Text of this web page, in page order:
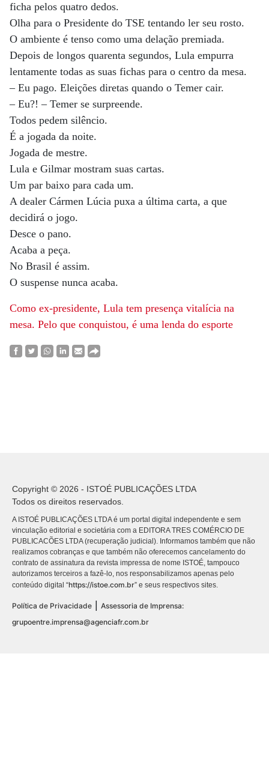
ficha pelos quatro dedos.
Olha para o Presidente do TSE tentando ler seu rosto.
O ambiente é tenso como uma delação premiada.
Depois de longos quarenta segundos, Lula empurra
lentamente todas as suas fichas para o centro da mesa.
– Eu pago. Eleições diretas quando o Temer cair.
– Eu?! – Temer se surpreende.
Todos pedem silêncio.
É a jogada da noite.
Jogada de mestre.
Lula e Gilmar mostram suas cartas.
Um par baixo para cada um.
A dealer Cármen Lúcia puxa a última carta, a que
decidirá o jogo.
Desce o pano.
Acaba a peça.
No Brasil é assim.
O suspense nunca acaba.
Como ex-presidente, Lula tem presença vitalícia na
mesa. Pelo que conquistou, é uma lenda do esporte
Copyright © 2026 - ISTOÉ PUBLICAÇÕES LTDA
Todos os direitos reservados.
A ISTOÉ PUBLICAÇÕES LTDA é um portal digital independente e sem
vinculação editorial e societária com a EDITORA TRES COMÉRCIO DE
PUBLICACÕES LTDA (recuperação judicial). Informamos também que não
realizamos cobranças e que também não oferecemos cancelamento do
contrato de assinatura da revista impressa de nome ISTOÉ, tampouco
autorizamos terceiros a fazê-lo, nos responsabilizamos apenas pelo
conteúdo digital “https://istoe.com.br” e seus respectivos sites.
Política de Privacidade
Assessoria de Imprensa:
grupoentre.imprensa@agenciafr.com.br